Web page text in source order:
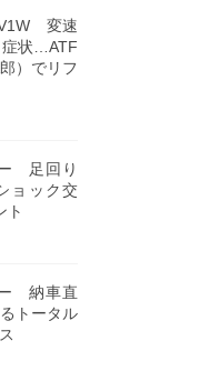
変速
症状…ATF
）でリフ
足回り
ョック交
ト
納車直
トータル